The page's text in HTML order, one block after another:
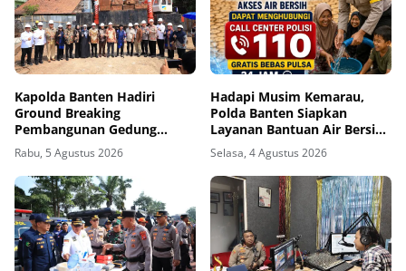
Kapolda Banten Hadiri
Ground Breaking
Pembangunan Gedung
Kantor DPD RI di Ibu Kota
Provinsi Banten
Rabu, 5 Agustus 2026
Hadapi Musim Kemarau,
Polda Banten Siapkan
Layanan Bantuan Air Bersih
Melalui 110
Selasa, 4 Agustus 2026